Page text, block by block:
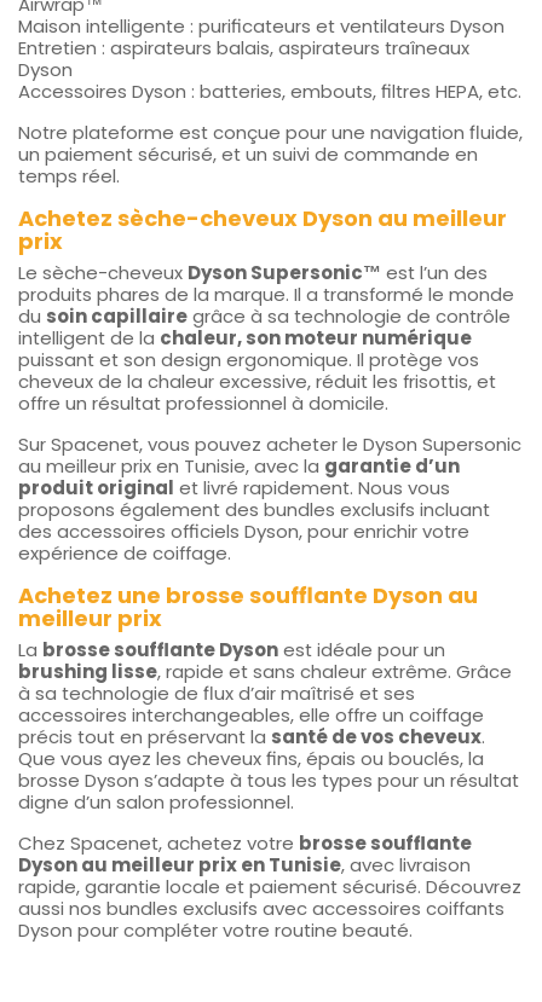
Maison intelligente : purificateurs et ventilateurs Dyson
Entretien : aspirateurs balais, aspirateurs traîneaux
Dyson
Accessoires Dyson : batteries, embouts, filtres HEPA, etc.
Notre plateforme est conçue pour une navigation fluide,
un paiement sécurisé, et un suivi de commande en
temps réel.
Achetez sèche-cheveux Dyson au meilleur
prix
Le sèche-cheveux Dyson Supersonic™ est l’un des
produits phares de la marque. Il a transformé le monde
du soin capillairegrâce à sa technologie de contrôle
intelligent de la chaleur, son moteur numérique
puissant et son design ergonomique. Il protège vos
cheveux de la chaleur excessive, réduit les frisottis, et
offre un résultat professionnel à domicile.
Sur Spacenet, vous pouvez acheter le Dyson Supersonic
au meilleur prix en Tunisie, avec la garantie d’un
produit original et livré rapidement. Nous vous
proposons également des bundles exclusifs incluant
des accessoires officiels Dyson, pour enrichir votre
expérience de coiffage.
Achetez une brosse soufflante Dyson au
meilleur prix
La brosse soufflante Dysonest idéale pour un
brushing lisse, rapide et sans chaleur extrême. Grâce
à sa technologie de flux d’air maîtrisé et ses
accessoires interchangeables, elle offre un coiffage
précis tout en préservant la santé de vos cheveux.
Que vous ayez les cheveux fins, épais ou bouclés, la
brosse Dyson s’adapte à tous les types pour un résultat
digne d’un salon professionnel.
Chez Spacenet, achetez votre brosse soufflante
Dyson au meilleur prix en Tunisie, avec livraison
rapide, garantie locale et paiement sécurisé. Découvrez
aussi nos bundles exclusifs avec accessoires coiffants
Dyson pour compléter votre routine beauté.